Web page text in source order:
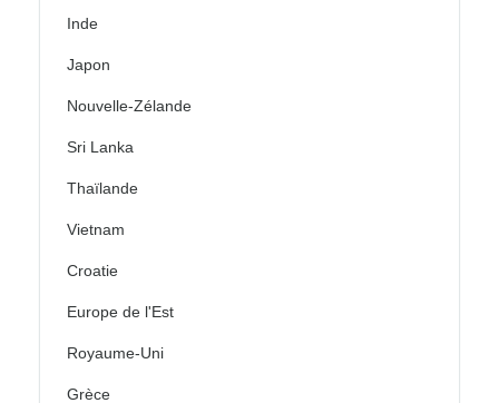
Inde
Japon
Nouvelle-Zélande
Sri Lanka
Thaïlande
Vietnam
Croatie
Europe de l'Est
Royaume-Uni
Grèce